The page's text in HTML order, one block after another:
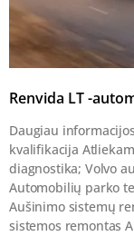
Renvida LT -
Daugiau
kvalifikacija
diagnostika; Volvo
Automobilių parko
Aušinimo sistemų
sistemos remontas